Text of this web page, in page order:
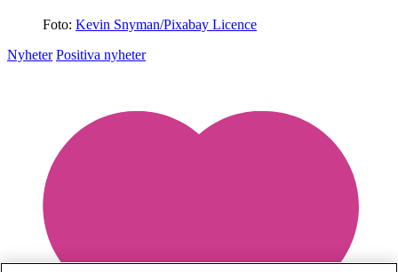
Foto: Kevin Snyman/Pixabay Licence
Nyheter Positiva nyheter